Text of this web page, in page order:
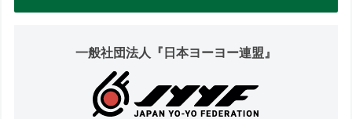
一般社団法人『日本ヨーヨー連盟』